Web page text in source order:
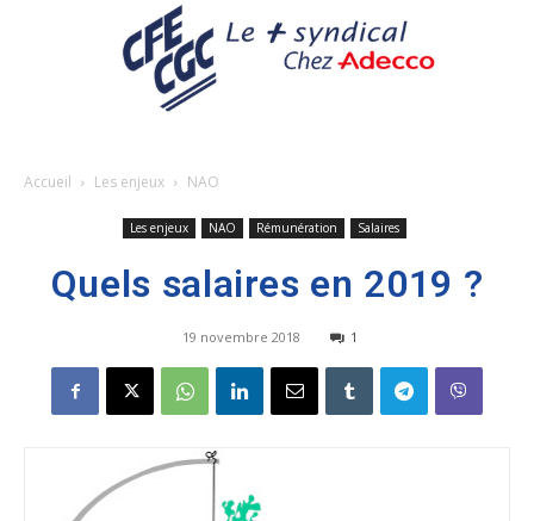
Accueil Les enjeux NAO
Les enjeux NAO Rémunération Salaires
Quels salaires en 2019 ?
19 novembre 2018 1